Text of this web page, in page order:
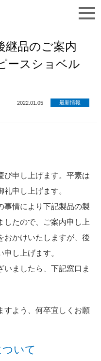
継品のご案内
ースショベル
2022.01.05 最新情報
び申し上げます。平素は
申し上げます。
事情により下記製品の製
したので、ご案内申し上
おかけいたしますが、後
し上げます。
ましたら、下記窓口ま
すよう、何卒宜しくお願
いて